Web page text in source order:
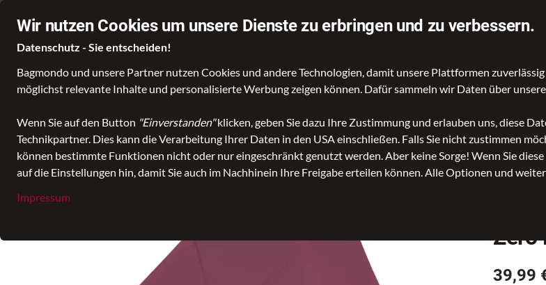
Wir nutzen Cookies um unsere Dienste zu erbringen und zu verbessern.
Datenschutz - Sie entscheiden!
Bagmondo und unsere Partner nutzen Cookies und andere Technologien, damit unsere Plattformen
möglichst relevante Inhalte und personalisierte Werbung zeigen können. Dafür sammeln wir Daten über
Wenn Sie auf den Button "Einverstanden"klicken, geben Sie dazu Ihre Zustimmung und erlauben uns, diese
Technikpartner. Dies kann die Verarbeitung Ihrer Daten in den USA einschließen. Falls Sie nicht zustimmen
können bestimmte Funktionen nicht oder nur eingeschränkt genutzt werden. Aber keine Sorge! Wenn Sie
auf die Einstellungen hin, damit Sie auch im Nachhinein Ihre Freigabe erteilen können. Alle Optionen und
Impressum
Wähle deine Lieblingswelt
alle Kategorien Accessoires Schirm Taschenschirm Zero Magic royal berry
Zero
Preis
39,99